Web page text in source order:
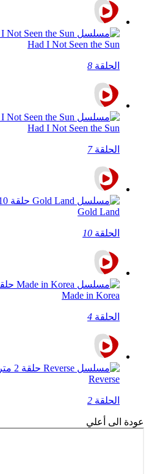
Had I Not Seen the Sun
الحلقة 8
Had I Not Seen the Sun
الحلقة7
Gold Land
الحلقة 10
Made in Korea
الحلقة 4
Reverse
الحلقة 2
عودة الى أعلي